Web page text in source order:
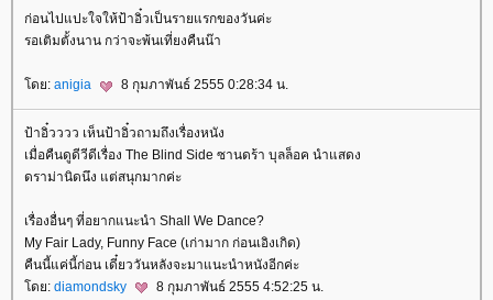
ก่อนไปแปะใจให้ป้าอิ๋วเป็นรายแรกของวันค่ะ
รอเติมตั้งนาน กว่าจะพ้นเที่ยงคืนน๊า
ดย: anigia 8 กุมภาพันธ์ 2555 0:28:34 น.
ป้าอิ๋วววว เห็นป้าอิ๋วถามถึงเรื่องหนัง
เมื่อคืนดูดีวีดีเรื่อง The Blind Side ซานดร้า บุลล็อค นำแสดง
ดราม่านิดนึง แต่สนุกมากค่ะ
เรื่องอื่นๆ ที่อยากแนะนำ Shall We Dance?
My Fair Lady, Funny Face (เก่ามาก ก่อนเอิงเกิด)
คืนนี้แค่นี้ก่อน เดี๋ยววันหลังจะมาแนะนำหนังอีกค่ะ
ดย: diamondsky 8 กุมภาพันธ์ 2555 4:52:25 น.